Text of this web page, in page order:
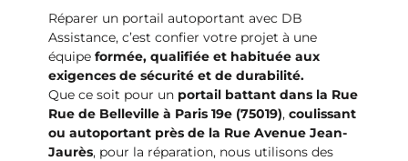
Réparer un portail autoportant avec DB
Assistance, c’est confier votre projet à une
équipe formée, qualifiée et habituée aux
exigences de sécurité et de durabilité.
Que ce soit pour un portail battant dans la Rue
Rue de Belleville à Paris 19e (75019), coulissant
ou autoportant près de la Rue Avenue Jean-
Jaurès, pour la réparation, nous utilisons des